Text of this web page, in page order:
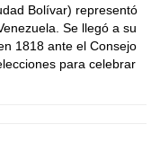
Bolívar) representó
Se llegó a su
1818 ante el Consejo
para celebrar